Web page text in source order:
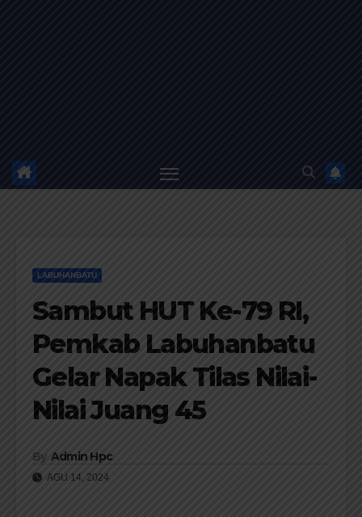
LABUHANBATU
Sambut HUT Ke-79 RI,
Pemkab Labuhanbatu
Gelar Napak Tilas Nilai-
Nilai Juang 45
By Admin Hpc
AGU 14, 2024